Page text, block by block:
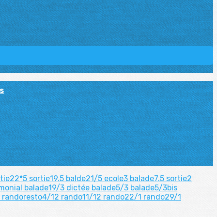
sortie19.5 balde21/5 ecole3 balade7.5 sortie2
balade19/3 dictée balade5/3 balade5/3bis
randoresto4/12 rando11/12 rando22/1 rando29/1